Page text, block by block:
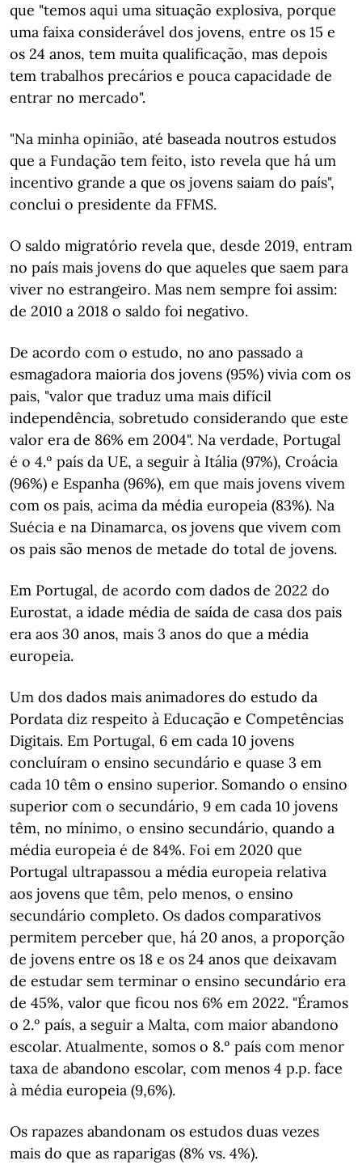
que "temos aqui uma situação explosiva, porque
uma faixa considerável dos jovens, entre os 15 e
os 24 anos, tem muita qualificação, mas depois
tem trabalhos precários e pouca capacidade de
entrar no mercado".
"Na minha opinião, até baseada noutros estudos
que a Fundação tem feito, isto revela que há um
incentivo grande a que os jovens saiam do país",
conclui o presidente da FFMS.
O saldo migratório revela que, desde 2019, entram
no país mais jovens do que aqueles que saem para
viver no estrangeiro. Mas nem sempre foi assim:
de 2010 a 2018 o saldo foi negativo.
De acordo com o estudo, no ano passado a
esmagadora maioria dos jovens (95%) vivia com os
pais, "valor que traduz uma mais difícil
independência, sobretudo considerando que este
valor era de 86% em 2004". Na verdade, Portugal
é o 4.º país da UE, a seguir à Itália (97%), Croácia
(96%) e Espanha (96%), em que mais jovens vivem
com os pais, acima da média europeia (83%). Na
Suécia e na Dinamarca, os jovens que vivem com
os pais são menos de metade do total de jovens.
Em Portugal, de acordo com dados de 2022 do
Eurostat, a idade média de saída de casa dos pais
era aos 30 anos, mais 3 anos do que a média
europeia.
Um dos dados mais animadores do estudo da
Pordata diz respeito à Educação e Competências
Digitais. Em Portugal, 6 em cada 10 jovens
concluíram o ensino secundário e quase 3 em
cada 10 têm o ensino superior. Somando o ensino
superior com o secundário, 9 em cada 10 jovens
têm, no mínimo, o ensino secundário, quando a
média europeia é de 84%. Foi em 2020 que
Portugal ultrapassou a média europeia relativa
aos jovens que têm, pelo menos, o ensino
secundário completo. Os dados comparativos
permitem perceber que, há 20 anos, a proporção
de jovens entre os 18 e os 24 anos que deixavam
de estudar sem terminar o ensino secundário era
de 45%, valor que ficou nos 6% em 2022. "Éramos
o 2.º país, a seguir a Malta, com maior abandono
escolar. Atualmente, somos o 8.º país com menor
taxa de abandono escolar, com menos 4 p.p. face
à média europeia (9,6%).
Os rapazes abandonam os estudos duas vezes
mais do que as raparigas (8% vs. 4%).